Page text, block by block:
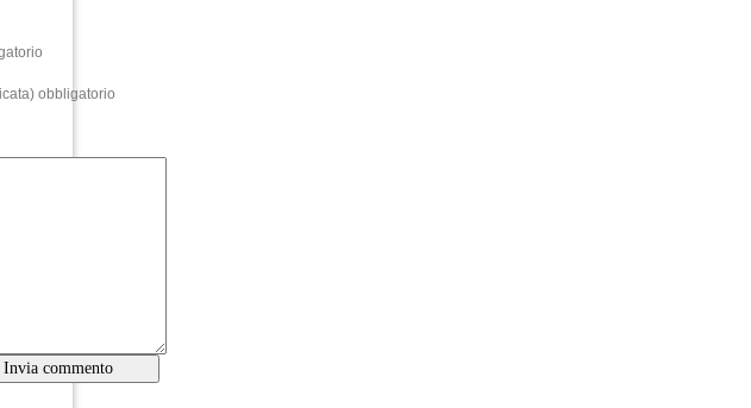
obbligatorio